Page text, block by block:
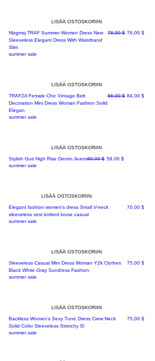
LISÄÄ OSTOSKORIIN
Nlzgmsj TRAF Summer Women Dress New
Sleeveless Elegant Dress With Waistband
Slim
Normaali hinta
78,00 $ Alehinta
76,00 $
summer sale
LISÄÄ OSTOSKORIIN
TRAFZA Female Chic Vintage Belt
Decoration Mini Dress Woman Fashion Solid
Elegan
Normaali hinta
86,00 $ Alehinta
84,00 $
summer sale
LISÄÄ OSTOSKORIIN
Stylish Guti High Rise Denim JeansNormaali hinta
60,00 $ Alehinta
58,00 $
summer sale
LISÄÄ OSTOSKORIIN
Elegant fashion women's dress Small V-neck
sleeveless vest knitted loose casual
Hinta
70,00 $
summer sale
LISÄÄ OSTOSKORIIN
Sleeveless Casual Mini Dress Woman Y2k Clothes
Black White Gray Sundress Fashion
Hinta
75,00 $
summer sale
LISÄÄ OSTOSKORIIN
Backless Women’s Sexy Tunic Dress Crew Neck
Solid Color Sleeveless Stretchy Sl
Hinta
75,00 $
summer sale